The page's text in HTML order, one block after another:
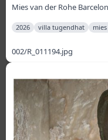
Mies van der Rohe
2026 villa tugendhat
002/R_011194.jpg